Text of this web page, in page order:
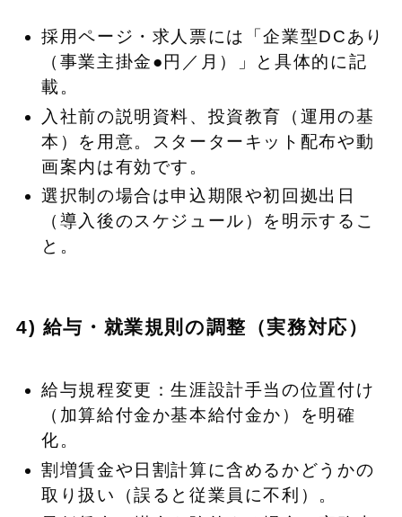
採用ページ・求人票には「企業型DCあり
（事業主掛金●円／月）」と具体的に記
載。
入社前の説明資料、投資教育（運用の基
本）を用意。スターターキット配布や動
画案内は有効です。
選択制の場合は申込期限や初回拠出日
（導入後のスケジュール）を明示するこ
と。
4) 給与・就業規則の調整（実務対応）
給与規程変更：生涯設計手当の位置付け
（加算給付金か基本給付金か）を明確
化。
割増賃金や日割計算に含めるかどうかの
取り扱い（誤ると従業員に不利）。